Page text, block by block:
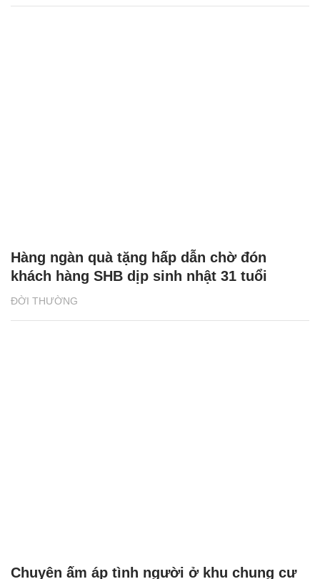
ĐỜI THƯỜNG
Hàng ngàn quà tặng hấp dẫn chờ đón
khách hàng SHB dịp sinh nhật 31 tuổi
Chuyện ấm áp tình người ở khu chung cư